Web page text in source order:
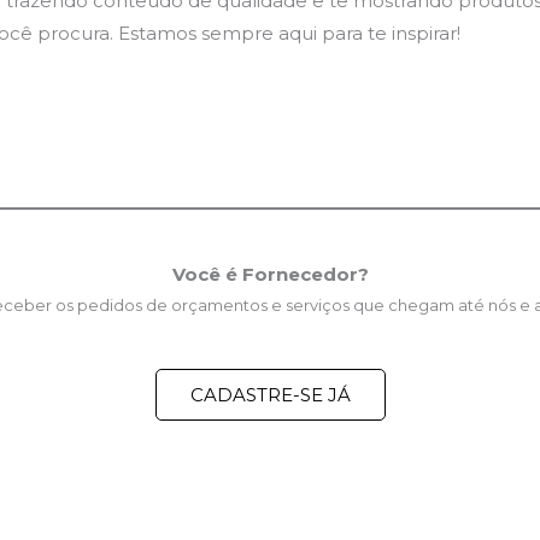
procura. Estamos sempre aqui para te inspirar!
Você é Fornecedor?
os pedidos de orçamentos e serviços que chegam até nós e
CADASTRE-SE JÁ